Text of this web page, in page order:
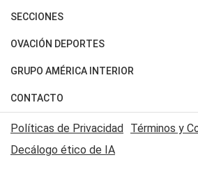
Últimas Noticias
Política
Judiciales
Economia
SECCIONES
Horóscopo
Motores
Trucos caseros
Series y Películas
Edictos y Solicitadas
OVACIÓN DEPORTES
Fútbol
Mundial
Automovilismo
Rugby
GRUPO AMÉRICA INTERIOR
Canal 7 en Vivo
CONTACTO
Acerca de Nosotros
Contactanos
Políticas de Privacidad Términos y
Decálogo ético de IA